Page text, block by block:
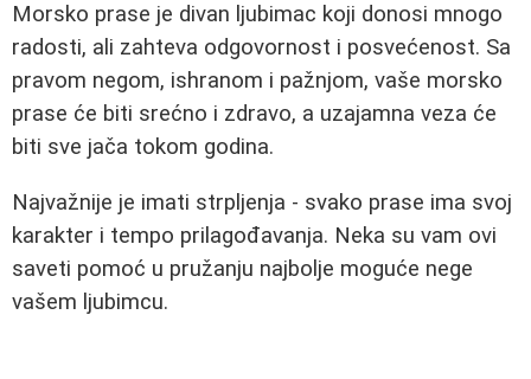
Morsko prase je divan ljubimac koji donosi mnogo
radosti, ali zahteva odgovornost i posvećenost. Sa
pravom negom, ishranom i pažnjom, vaše morsko
prase će biti srećno i zdravo, a uzajamna veza će
biti sve jača tokom godina.
Najvažnije je imati strpljenja - svako prase ima svoj
karakter i tempo prilagođavanja. Neka su vam ovi
saveti pomoć u pružanju najbolje moguće nege
vašem ljubimcu.